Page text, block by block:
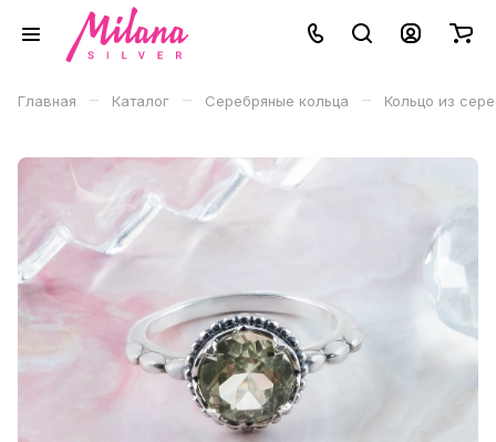
Главная – Каталог – Серебряные кольца – Кольцо из